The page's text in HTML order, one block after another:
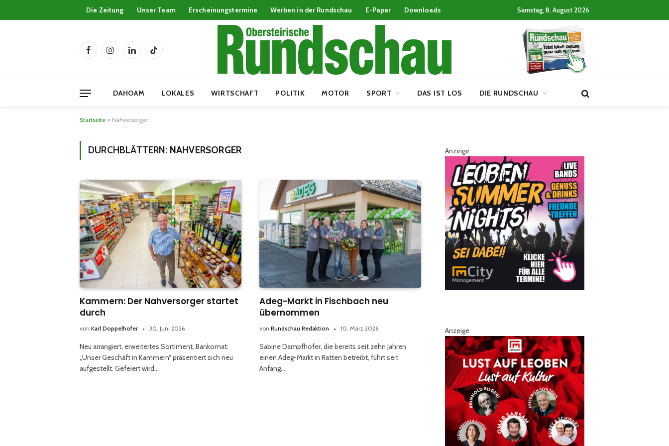
Die Zeitung Unser Team Erscheinungstermine Werben in der Rundschau E-Paper Downloads Samstag, 8. August 2026
FacebookInstagramLinkedInTikTok
DAHOAM LOKALES WIRTSCHAFT POLITIK MOTOR SPORT DAS IST LOS DIE RUNDSCHAU
Startseite » Nahversorger
DURCHBLÄTTERN: NAHVERSORGER
Kammern: Der Nahversorger startet
durch
von Karl Doppelhofer 30. Juni 2026
Neu arrangiert, erweitertes Sortiment, Bankomat:
„Unser Geschäft in Kammern“ präsentiert sich neu
aufgestellt. Gefeiert wird…
Adeg-Markt in Fischbach neu
übernommen
von Rundschau Redaktion 10. März 2026
Sabine Dampfhofer, die bereits seit zehn Jahren
einen Adeg-Markt in Ratten betreibt, führt seit
Anfang…
Anzeige
Anzeige